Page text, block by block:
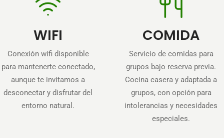
WIFI
Conexión wifi disponible
para mantenerte conectado,
aunque te invitamos a
desconectar y disfrutar del
entorno natural.
COMIDA
Servicio de comidas para
grupos bajo reserva previa.
Cocina casera y adaptada a
grupos, con opción para
intolerancias y necesidades
especiales.